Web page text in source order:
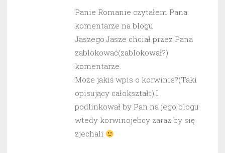
Panie Romanie czytałem Pana
komentarze na blogu
Jaszego.Jasze chciał przez Pana
zablokować(zablokował?)
komentarze.
Może jakiś wpis o korwinie?(Taki
opisujący całokształt).I
podlinkował by Pan na jego blogu
wtedy korwinojebcy zaraz by się
zjechali